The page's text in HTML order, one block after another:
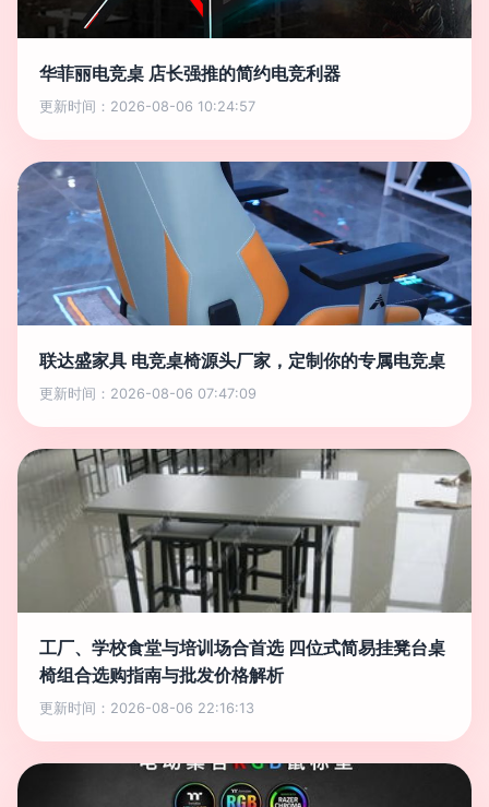
华菲丽电竞桌 店长强推的简约电竞利器
更新时间：2026-08-06 10:24:57
联达盛家具 电竞桌椅源头厂家，定制你的专属电竞桌
更新时间：2026-08-06 07:47:09
工厂、学校食堂与培训场合首选 四位式简易挂凳台桌
椅组合选购指南与批发价格解析
更新时间：2026-08-06 22:16:13